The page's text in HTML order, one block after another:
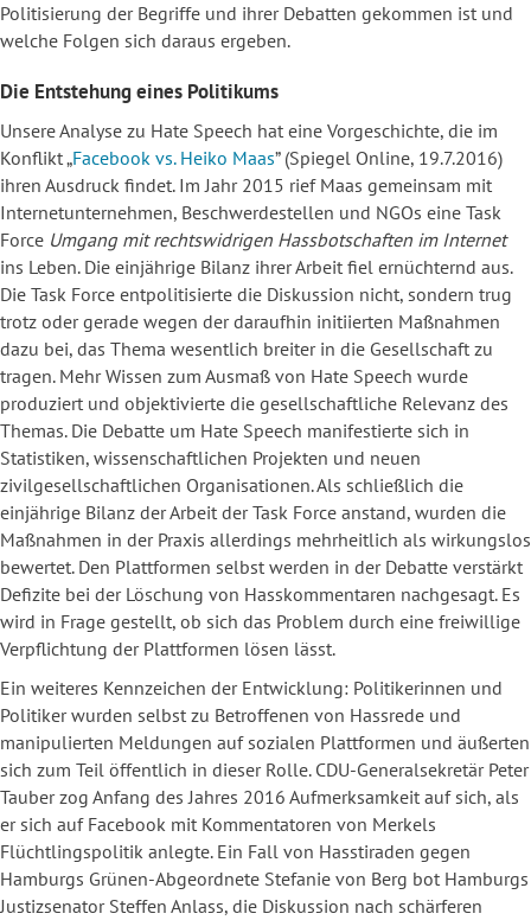
Politisierung der Begriffe und ihrer Debatten gekommen ist und
welche Folgen sich daraus ergeben.
Die Entstehung eines Politikums
Unsere Analyse zu Hate Speech hat eine Vorgeschichte, die im
Konflikt „Facebook vs. Heiko Maas” (Spiegel Online, 19.7.2016)
ihren Ausdruck findet. Im Jahr 2015 rief Maas gemeinsam mit
Internetunternehmen, Beschwerdestellen und NGOs eine Task
Force Umgang mit rechtswidrigen Hassbotschaften im Internet
ins Leben. Die einjährige Bilanz ihrer Arbeit fiel ernüchternd aus.
Die Task Force entpolitisierte die Diskussion nicht, sondern trug
trotz oder gerade wegen der daraufhin initiierten Maßnahmen
dazu bei, das Thema wesentlich breiter in die Gesellschaft zu
tragen. Mehr Wissen zum Ausmaß von Hate Speech wurde
produziert und objektivierte die gesellschaftliche Relevanz des
Themas. Die Debatte um Hate Speech manifestierte sich in
Statistiken, wissenschaftlichen Projekten und neuen
zivilgesellschaftlichen Organisationen. Als schließlich die
einjährige Bilanz der Arbeit der Task Force anstand, wurden die
Maßnahmen in der Praxis allerdings mehrheitlich als wirkungslos
bewertet. Den Plattformen selbst werden in der Debatte verstärkt
Defizite bei der Löschung von Hasskommentaren nachgesagt. Es
wird in Frage gestellt, ob sich das Problem durch eine freiwillige
Verpflichtung der Plattformen lösen lässt.
Ein weiteres Kennzeichen der Entwicklung: Politikerinnen und
Politiker wurden selbst zu Betroffenen von Hassrede und
manipulierten Meldungen auf sozialen Plattformen und äußerten
sich zum Teil öffentlich in dieser Rolle. CDU-Generalsekretär Peter
Tauber zog Anfang des Jahres 2016 Aufmerksamkeit auf sich, als
er sich auf Facebook mit Kommentatoren von Merkels
Flüchtlingspolitik anlegte. Ein Fall von Hasstiraden gegen
Hamburgs Grünen-Abgeordnete Stefanie von Berg bot Hamburgs
Justizsenator Steffen Anlass, die Diskussion nach schärferen